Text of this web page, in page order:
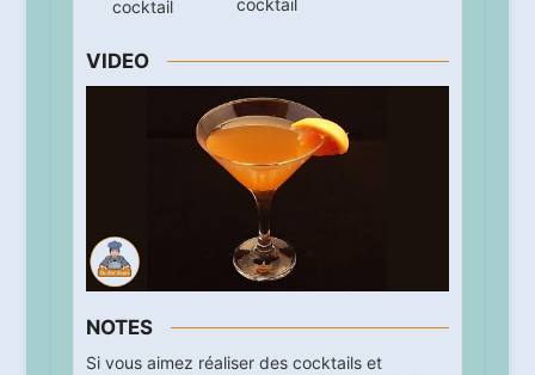
cocktail
VIDEO
NOTES
Si vous aimez réaliser des cocktails et